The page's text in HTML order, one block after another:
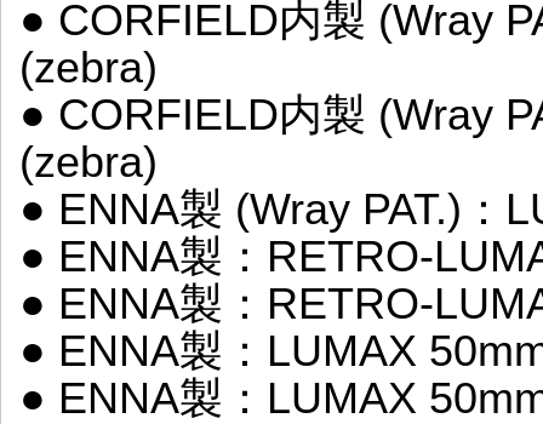
● CORFIELD内製 (Wray
(zebra)
● CORFIELD内製 (Wray
(zebra)
● ENNA製 (Wray PAT.)：
● ENNA製：RETRO-
● ENNA製：RETRO-
● ENNA製：LUMAX
● ENNA製：LUMAX